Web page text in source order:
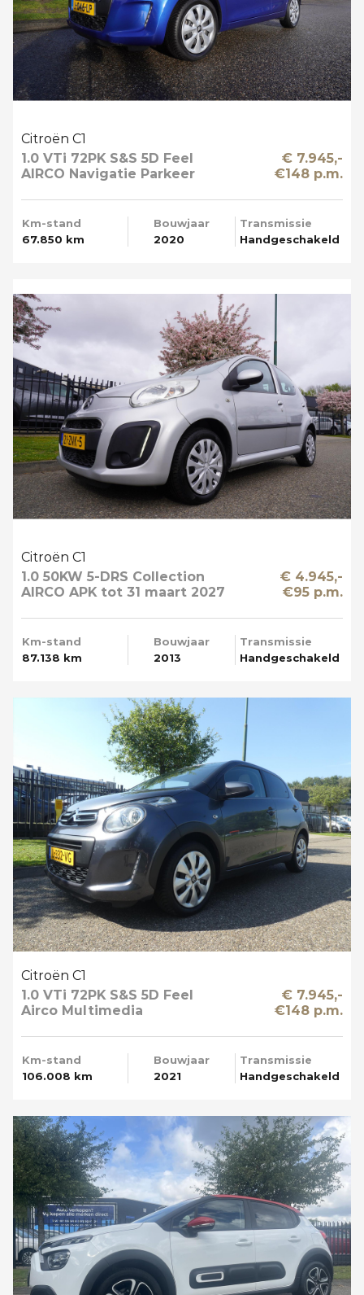
Citroën C1
1.0 VTi 72PK S&S 5D Feel
AIRCO Navigatie Parkeer
€ 7.945,-
€148 p.m.
Km-stand
67.850 km
Bouwjaar
2020
Transmissie
Handgeschakeld
Citroën C1
1.0 50KW 5-DRS Collection
AIRCO APK tot 31 maart 2027
€ 4.945,-
€95 p.m.
Km-stand
87.138 km
Bouwjaar
2013
Transmissie
Handgeschakeld
Citroën C1
1.0 VTi 72PK S&S 5D Feel
Airco Multimedia
€ 7.945,-
€148 p.m.
Km-stand
106.008 km
Bouwjaar
2021
Transmissie
Handgeschakeld